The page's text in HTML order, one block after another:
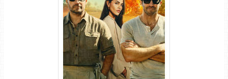
Na Zona Cinzenta Torrent
(2026) WEB-DL 1080p/4K
Dual Áudio